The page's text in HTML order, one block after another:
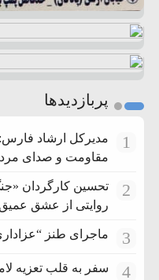
پربازدیدها
1
مدیرکل ارشاد فارس:
مقاومت و صدای
2
تحسین کارگردان
روایتی از عشق
3 ماجرای طنز
4 سفر به قلب تعزیه لامرد از